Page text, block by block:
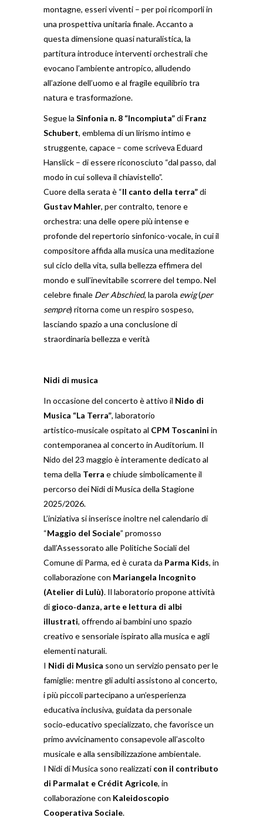
montagne, esseri viventi – per poi ricomporli in
una prospettiva unitaria finale. Accanto a
questa dimensione quasi naturalistica, la
partitura introduce interventi orchestrali che
evocano l’ambiente antropico, alludendo
all’azione dell’uomo e al fragile equilibrio tra
natura e trasformazione.
Segue la Sinfonia n. 8 “Incompiuta”di Franz
Schubert, emblema di un lirismo intimo e
struggente, capace – come scriveva Eduard
Hanslick – di essere riconosciuto “dal passo, dal
modo in cui solleva il chiavistello”.
Cuore della serata è “Il canto della terra”di
Gustav Mahler, per contralto, tenore e
orchestra: una delle opere più intense e
profonde del repertorio sinfonico-vocale, in cui il
compositore affida alla musica una meditazione
sul ciclo della vita, sulla bellezza effimera del
mondo e sull’inevitabile scorrere del tempo. Nel
celebre finale Der Abschied, la parola ewig(per
sempre) ritorna come un respiro sospeso,
lasciando spazio a una conclusione di
straordinaria bellezza e verità
Nidi di musica
In occasione del concerto è attivo il Nido di
Musica “La Terra”, laboratorio
artistico‑musicale ospitato al CPM Toscanini in
contemporanea al concerto in Auditorium. Il
Nido del 23 maggio è interamente dedicato al
tema della Terra e chiude simbolicamente il
percorso dei Nidi di Musica della Stagione
2025/2026.
L’iniziativa si inserisce inoltre nel calendario di
“Maggio del Sociale” promosso
dall’Assessorato alle Politiche Sociali del
Comune di Parma, ed è curata da Parma Kids, in
collaborazione con Mariangela Incognito
(Atelier di Lulù). Il laboratorio propone attività
di gioco‑danza, arte e lettura di albi
illustrati, offrendo ai bambini uno spazio
creativo e sensoriale ispirato alla musica e agli
elementi naturali.
I Nidi di Musica sono un servizio pensato per le
famiglie: mentre gli adulti assistono al concerto,
i più piccoli partecipano a un’esperienza
educativa inclusiva, guidata da personale
socio‑educativo specializzato, che favorisce un
primo avvicinamento consapevole all’ascolto
musicale e alla sensibilizzazione ambientale.
I Nidi di Musica sono realizzati con il contributo
di Parmalat e Crédit Agricole, in
collaborazione con Kaleidoscopio
Cooperativa Sociale.